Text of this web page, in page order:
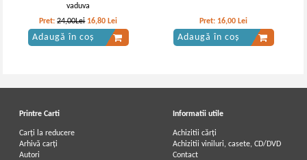
vaduva
Pret:24,00Lei 16,80 Lei
Adaugă în coș
Pret: 16,00 Lei
Adaugă în coș
Printre Carti
Carți la reducere
Arhivă carți
Autori
Informatii utile
Achizitii cărți
Achizitii viniluri, casete, CD/DVD
Contact